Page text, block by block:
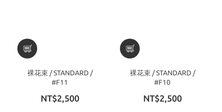
裸花束 / STANDARD /
#F11
NT$2,500
裸花束 / STANDARD /
#F10
NT$2,500